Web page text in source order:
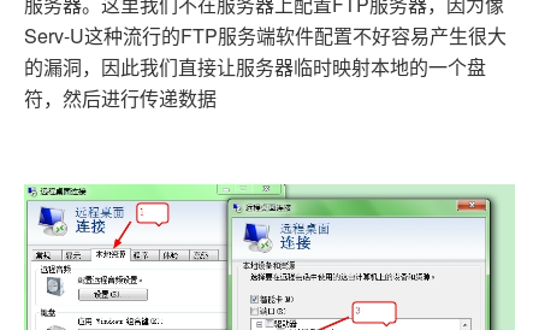
Serv-U这种流行的FTP服务端软件配置不好容易产生很大
的漏洞，因此我们直接让服务器临时映射本地的一个盘
符，然后进行传递数据